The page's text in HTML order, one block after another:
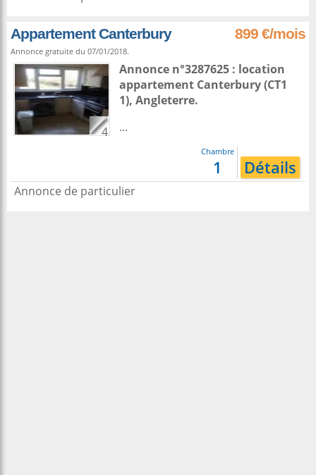
Appartement Canterbury 899 €/mois
Annonce gratuite du 07/01/2018.
4
Annonce n°3287625 : location
appartement Canterbury(CT1
1), Angleterre.
...
Chambre
1 Détails
Annonce de particulier